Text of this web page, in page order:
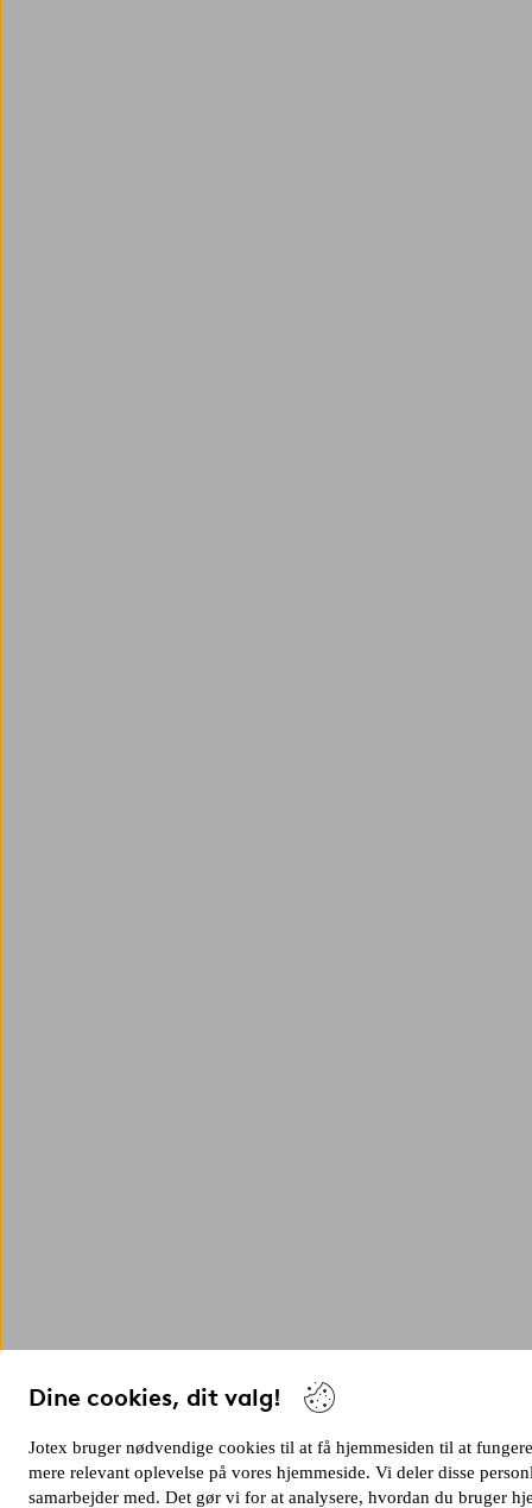
Dine cookies, dit valg!
Jotex bruger nødvendige cookies til at få hjemmesiden til at
mere relevant oplevelse på vores hjemmeside. Vi deler disse
samarbejder med. Det gør vi for at analysere, hvordan du bruger